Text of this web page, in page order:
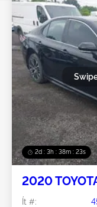
2d : 3h : 38m : 20s
2020
Ít #: